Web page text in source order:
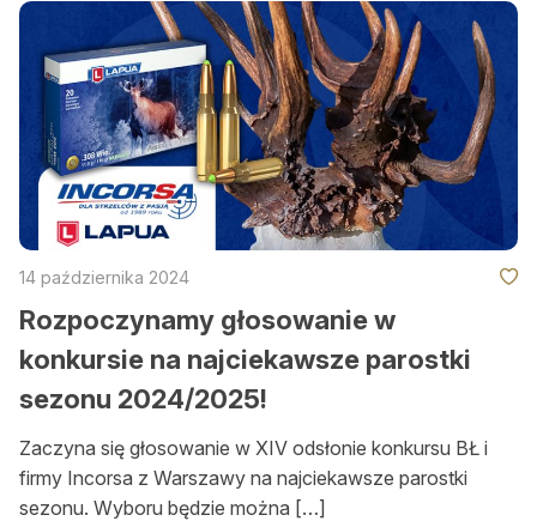
14 października 2024
Rozpoczynamy głosowanie w
konkursie na najciekawsze parostki
sezonu 2024/2025!
Zaczyna się głosowanie w XIV odsłonie konkursu BŁ i
firmy Incorsa z Warszawy na najciekawsze parostki
sezonu. Wyboru będzie można […]